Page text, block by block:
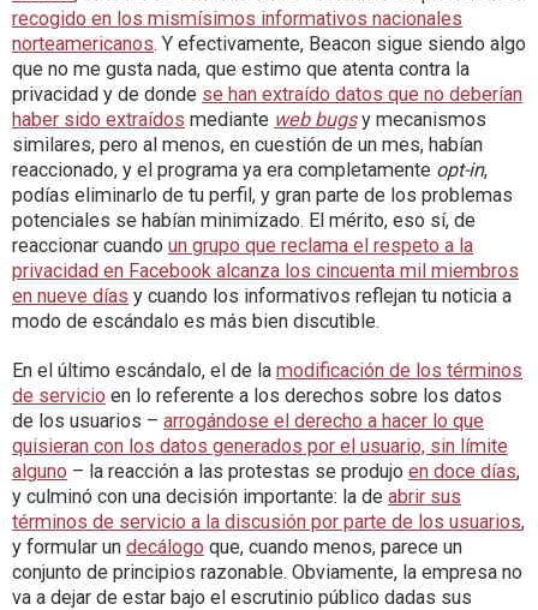
recogido en los mismísimos informativos nacionales
norteamericanos. Y efectivamente, Beacon sigue siendo algo
que no me gusta nada, que estimo que atenta contra la
privacidad y de donde se han extraído datos que no deberían
haber sido extraídos mediante web bugsy mecanismos
similares, pero al menos, en cuestión de un mes, habían
reaccionado, y el programa ya era completamente opt-in,
podías eliminarlo de tu perfil, y gran parte de los problemas
potenciales se habían minimizado. El mérito, eso sí, de
reaccionar cuando un grupo que reclama el respeto a la
privacidad en Facebook alcanza los cincuenta mil miembros
en nueve días y cuando los informativos reflejan tu noticia a
modo de escándalo es más bien discutible.
En el último escándalo, el de la modificación de los términos
de servicio en lo referente a los derechos sobre los datos
de los usuarios – arrogándose el derecho a hacer lo que
quisieran con los datos generados por el usuario, sin límite
alguno – la reacción a las protestas se produjo en doce días,
y culminó con una decisión importante: la de abrir sus
términos de servicio a la discusión por parte de los usuarios,
y formular un decálogo que, cuando menos, parece un
conjunto de principios razonable. Obviamente, la empresa no
va a dejar de estar bajo el escrutinio público dadas sus